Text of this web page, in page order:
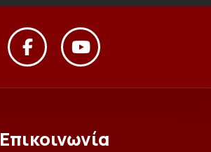
Επικοινωνία